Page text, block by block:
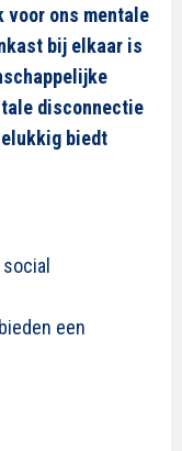
voor ons mentale
bij elkaar is
disconnectie
biedt
een